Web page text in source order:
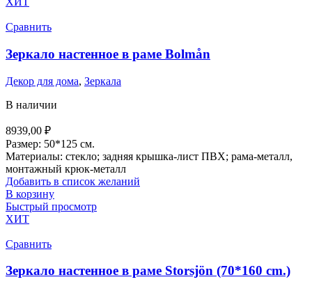
Сравнить
Зеркало настенное в раме Bolmån
Декор для дома, Зеркала
В наличии
8939,00 ₽
Размер: 50*125 см.
Материалы: стекло; задняя крышка-лист ПВХ; рама-металл,
монтажный крюк-металл
Добавить в список желаний
В корзину
Быстрый просмотр
ХИТ
Сравнить
Зеркало настенное в раме Storsjön (70*160 cm.)